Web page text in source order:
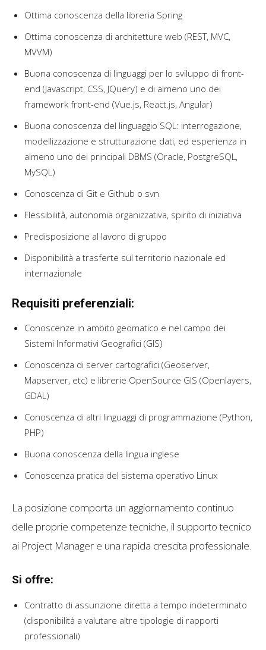
Ottima conoscenza della libreria Spring
Ottima conoscenza di architetture web (REST, MVC,
MVVM)
Buona conoscenza di linguaggi per lo sviluppo di front-
end (Javascript, CSS, JQuery) e di almeno uno dei
framework front-end (Vue.js, React.js, Angular)
Buona conoscenza del linguaggio SQL: interrogazione,
modellizzazione e strutturazione dati, ed esperienza in
almeno uno dei principali DBMS (Oracle, PostgreSQL,
MySQL)
Conoscenza di Git e Github o svn
Flessibilità, autonomia organizzativa, spirito di iniziativa
Predisposizione al lavoro di gruppo
Disponibilità a trasferte sul territorio nazionale ed
internazionale
Requisiti preferenziali:
Conoscenze in ambito geomatico e nel campo dei
Sistemi Informativi Geografici (GIS)
Conoscenza di server cartografici (Geoserver,
Mapserver, etc) e librerie OpenSource GIS (Openlayers,
GDAL)
Conoscenza di altri linguaggi di programmazione (Python,
PHP)
Buona conoscenza della lingua inglese
Conoscenza pratica del sistema operativo Linux
La posizione comporta un aggiornamento continuo
delle proprie competenze tecniche, il supporto tecnico
ai Project Manager e una rapida crescita professionale.
Si offre:
Contratto di assunzione diretta a tempo indeterminato
(disponibilità a valutare altre tipologie di rapporti
professionali)